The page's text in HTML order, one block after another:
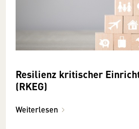
Resilienz kritischer
(RKEG)
Weiterlesen